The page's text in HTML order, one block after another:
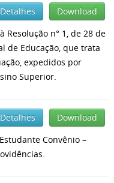
Download
Detalhes
Resolução n° 1, de 28 de
de Educação, que trata
expedidos por
Superior.
Download
Detalhes
Convênio –